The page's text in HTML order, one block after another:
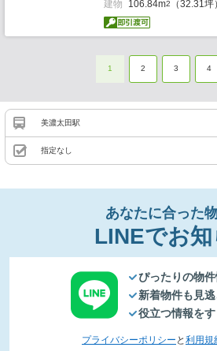
建物 106.84m2 （32.31坪）
1 2 3 4
美濃太田駅
指定なし
あなたに合った
LINEでお
ぴったりの物
新着物件も見
役立つ情報を
プライバシーポリシー と 利用規